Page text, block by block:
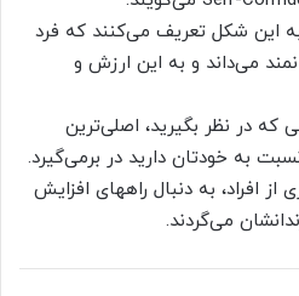
این شکل تعریف می‌کنند که فرد
می‌داند و به این ارزش و
که در نظر بگیرید، اصلی‌ترین
به خودتان دارید در برمی‌گیرد.
افراد، به دنبال راههای افزایش
می‌گردند.